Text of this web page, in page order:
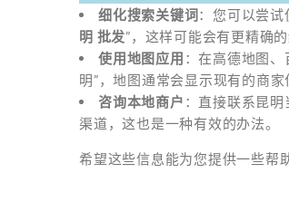
细化搜索关键词：您可以尝
明 批发”，这样可能会有更精确的
使用地图应用 ：在高德地图
明”，地图通常会显示现有的商家
咨询本地商户 ：直接联系昆
渠道，这也是一种有效的办法。
希望这些信息能为您提供一些帮